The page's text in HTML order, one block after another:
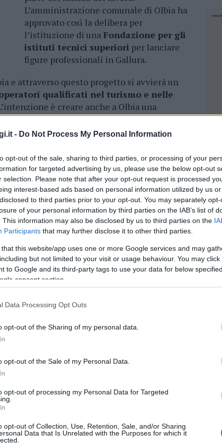
- Do Not Process My Personal Information
opt-out of the sale, sharing to third parties, or processing of your
for targeted advertising by us, please use the below opt-out
selection. Please note that after your opt-out request is processed
interest-based ads based on personal information utilized by us
to third parties prior to your opt-out. You may separately
of your personal information by third parties on the IAB’s list of
This information may also be disclosed by us to third parties on the
Participants that may further disclose it to other third parties.
that this website/app uses one or more Google services and may
but not limited to your visit or usage behaviour. You may
to Google and its third-party tags to use your data for below
consent section.
Data Processing Opt Outs
opt-out of the Sharing of my personal data.
opt-out of the Sale of my Personal Data.
opt-out of processing my Personal Data for Targeted
opt-out of Collection, Use, Retention, Sale, and/or Sharing
Data that Is Unrelated with the Purposes for which it
L’amministrazione comunale di Olbia ha
approvato così la delibera per
l’istituzione di una Fondazione per gli
istituti tecnici superiori per lanciare
figure professionali in Gallura.
e attraverso questo progetto si avvierá un
qualificati nel turismo e nelle
è creare anche a Olbia una
lavoro.
(2 anni) frequentato da un minimo di 20 e
in Sardegna.
a capo diversefigure idonee ad abilitare
come operatori specializzati nel territorio,
europei gestiti dalla Regione e una volta
progetto, in qualità di soci fondatori,
Luogosanto, Calangianus, Bortigiadas e
euro. La spesa totale del progetto è di
nella sezione